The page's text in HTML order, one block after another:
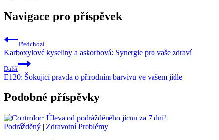
Navigace pro příspěvek
Předchozí
Karboxylové kyseliny a askorbová: Synergie pro vaše zdraví
Další
E120: Šokující pravda o přírodním barvivu ve vašem jídle
Podobné příspěvky
Podrážděný | Zdravotní Problémy